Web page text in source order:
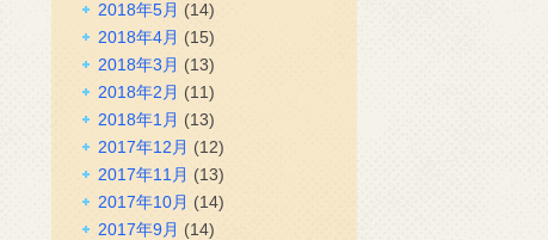
2018年5月 (14)
2018年4月 (15)
2018年3月 (13)
2018年2月 (11)
2018年1月 (13)
2017年12月 (12)
2017年11月 (13)
2017年10月 (14)
2017年9月 (14)